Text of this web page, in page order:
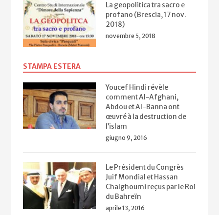
La geopolitica tra sacro e
profano (Brescia, 17 nov.
2018)
novembre 5, 2018
STAMPA ESTERA
Youcef Hindi révèle
comment Al-Afghani,
Abdou et Al-Banna ont
œuvré à la destruction de
l’islam
giugno 9, 2016
Le Président du Congrès
Juif Mondial et Hassan
Chalghoumi reçus par le Roi
du Bahreïn
aprile 13, 2016